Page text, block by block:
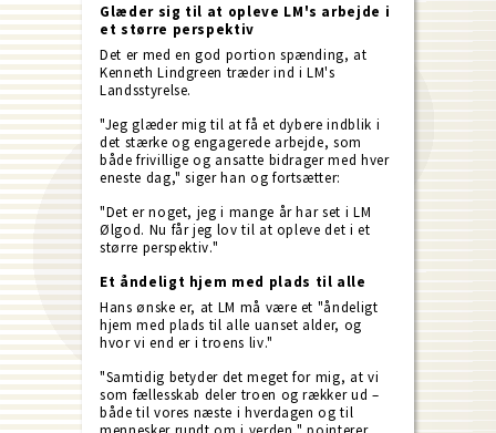
Glæder sig til at opleve LM's arbejde i
et større perspektiv
Det er med en god portion spænding, at
Kenneth Lindgreen træder ind i LM's
Landsstyrelse.
"Jeg glæder mig til at få et dybere indblik i
det stærke og engagerede arbejde, som
både frivillige og ansatte bidrager med hver
eneste dag," siger han og fortsætter:
"Det er noget, jeg i mange år har set i LM
Ølgod. Nu får jeg lov til at opleve det i et
større perspektiv."
Et åndeligt hjem med plads til alle
Hans ønske er, at LM må være et "åndeligt
hjem med plads til alle uanset alder, og
hvor vi end er i troens liv."
"Samtidig betyder det meget for mig, at vi
som fællesskab deler troen og rækker ud –
både til vores næste i hverdagen og til